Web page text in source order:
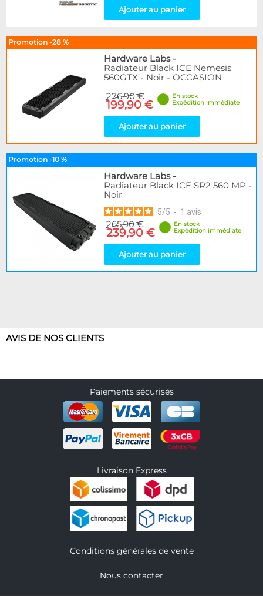
Ajouter au panier
Promotion -28 %
Hardware Labs-
Radiateur Black ICE Nemesis
560GTX - Noir - OCCASION
276,90 €
199,90 €
En stock
Expédition immédiate
Ajouter au panier
Promotion -10 %
Hardware Labs-
Radiateur Black ICE SR2 560 MP -
Noir
5/5 - 1 avis
265,90 €
239,90 €
En stock
Expédition immédiate
Ajouter au panier
AVIS DE NOS CLIENTS
Paiements sécurisés
Livraison Express
Conditions générales de vente
Nous contacter